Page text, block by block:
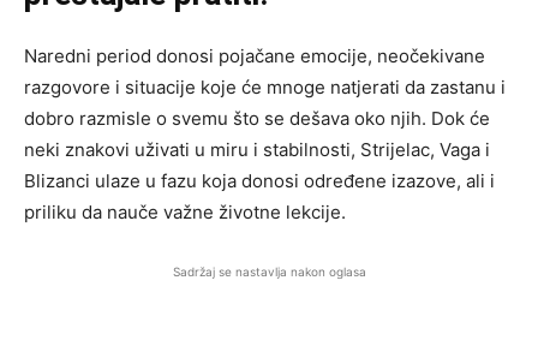
Naredni period donosi pojačane emocije, neočekivane
razgovore i situacije koje će mnoge natjerati da zastanu i
dobro razmisle o svemu što se dešava oko njih. Dok će
neki znakovi uživati u miru i stabilnosti, Strijelac, Vaga i
Blizanci ulaze u fazu koja donosi određene izazove, ali i
priliku da nauče važne životne lekcije.
Sadržaj se nastavlja nakon oglasa